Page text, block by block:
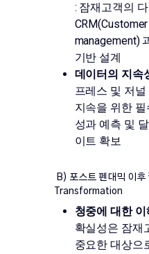
: 잠재고객의
management)
기반 설계
데이터의 지속
프레스 및 저
지속을 위한
성과 예측 및
이트 확보
B) 포스트 펜대믹 이
Transformation
청중에 대한
확실성은 잠재
중요한 대상으